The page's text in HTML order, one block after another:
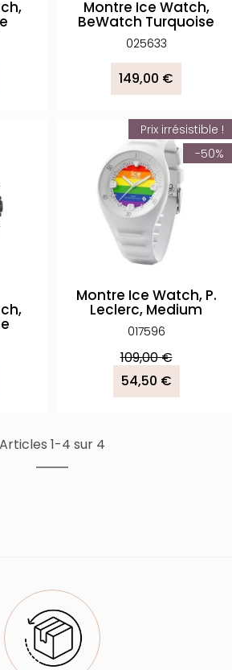
Montre Ice Watch,
BeWatch Turquoise
025633
149,00 €
Prix irrésistible !
-50%
Montre Ice Watch, P.
Leclerc, Medium
017596
109,00 €
54,50 €
Articles 1-4 sur 4